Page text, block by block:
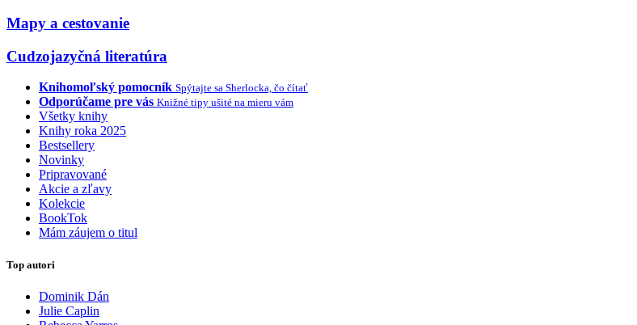
Mapy a cestovanie
Cudzojazyčná literatúra
Knihomoľský pomocník Spýtajte sa Sherlocka, čo čítať
Odporúčame pre vás Knižné tipy ušité na mieru vám
Všetky knihy
Knihy roka 2025
Bestsellery
Novinky
Pripravované
Akcie a zľavy
Kolekcie
BookTok
Mám záujem o titul
Top autori
Dominik Dán
Julie Caplin